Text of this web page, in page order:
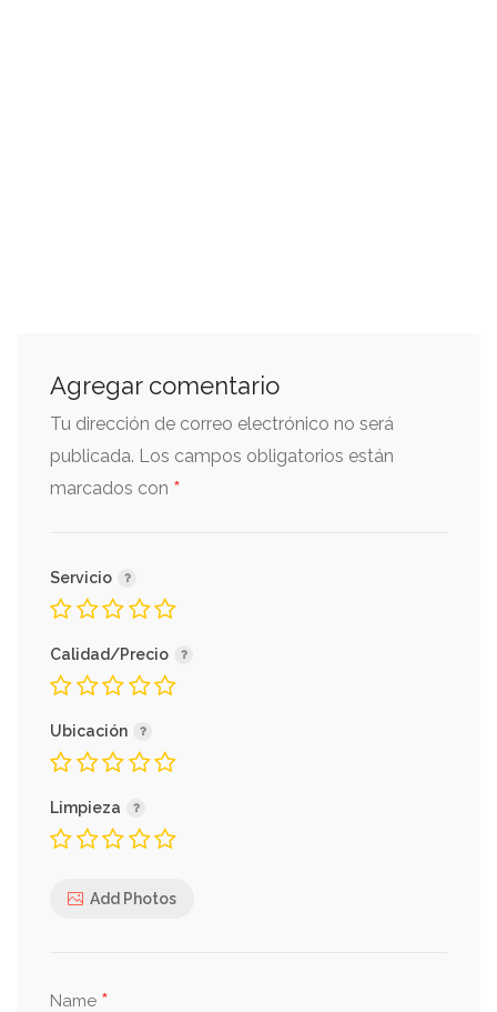
Agregar comentario
Tu dirección de correo electrónico no será
publicada. Los campos obligatorios están
marcados con *
Servicio
Calidad/Precio
Ubicación
Limpieza
Add Photos
Name *